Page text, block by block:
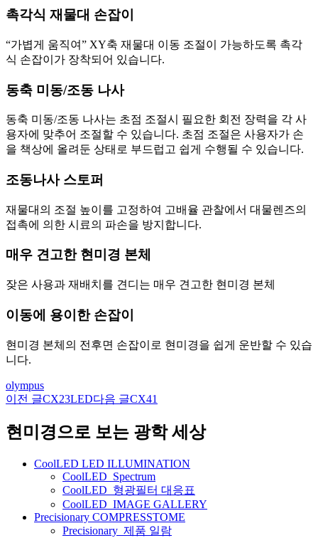
촉각식 재물대 손잡이
“가볍게 움직여” XY축 재물대 이동 조절이 가능하도록 촉각
식 손잡이가 장착되어 있습니다.
동축 미동/조동 나사
동축 미동/조동 나사는 초점 조절시 필요한 회전 장력을 각 사
용자에 맞추어 조절할 수 있습니다. 초점 조절은 사용자가 손
을 책상에 올려둔 상태로 부드럽고 쉽게 수행될 수 있습니다.
조동나사 스토퍼
재물대의 조절 높이를 고정하여 고배율 관찰에서 대물렌즈의
접촉에 의한 시료의 파손을 방지합니다.
매우 견고한 현미경 본체
잦은 사용과 재배치를 견디는 매우 견고한 현미경 본체
이동에 용이한 손잡이
현미경 본체의 전후면 손잡이로 현미경을 쉽게 운반할 수 있습
니다.
olympus
글
네
이전 글CX23LED다음 글CX41
현미경으로 보는 광학 세상
CoolLED LED ILLUMINATION
CoolLED_Spectrum
CoolLED_형광필터 대응표
CoolLED_IMAGE GALLERY
Precisionary COMPRESSTOME
Precisionary_제품 일람